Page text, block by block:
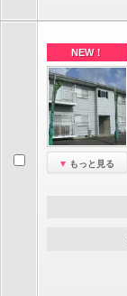
NEW！
もっと見る